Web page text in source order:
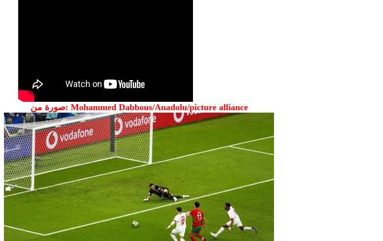
صورة من: Mohammed Dabbous/Anadolu/picture alliance